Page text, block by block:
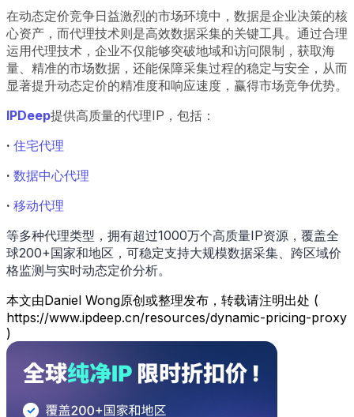
在动态定价竞争日益激烈的市场环境中，数据是企业决策的核
心资产，而代理技术则是高效数据采集的关键工具。通过合理
运用代理技术，企业不仅能够突破地域和访问限制，获取海
量、精准的市场数据，还能保障采集过程的稳定与安全，从而
显著提升动态定价的精准度和响应速度，赢得市场竞争优势。
IPDeep提供高质量的代理IP，包括：
· 住宅代理
· 数据中心代理
· 移动代理
等多种代理类型，拥有超过1000万个高质量IP资源，覆盖全
球200+国家和地区，可稳定支持大规模数据采集、跨区域价
格监测与实时动态定价分析。
本文由Daniel Wong原创或整理发布，转载请注明出处 (
https://www.ipdeep.cn/resources/dynamic-pricing-proxy
)